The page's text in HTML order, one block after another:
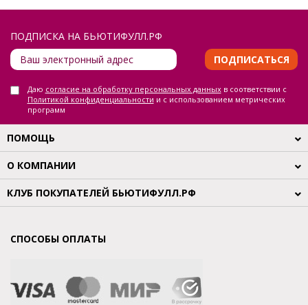
ПОДПИСКА НА БЬЮТИФУЛЛ.РФ
ПОДПИСАТЬСЯ
Даю согласие на обработку персональных данныхв соответствии с
Политикой конфиденциальности и с использованием метрических
программ
ПОМОЩЬ
О КОМПАНИИ
КЛУБ ПОКУПАТЕЛЕЙ БЬЮТИФУЛЛ.РФ
СПОСОБЫ ОПЛАТЫ